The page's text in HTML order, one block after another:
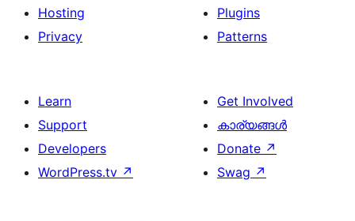
Hosting
Privacy
Plugins
Patterns
Learn
Support
Developers
WordPress.tv ↗
Get Involved
കാര്യങ്ങള്‍
Donate ↗
Swag ↗